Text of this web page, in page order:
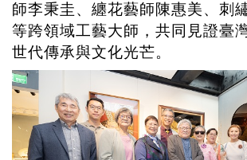
師李秉圭、纏花藝師陳惠美、刺
等跨領域工藝大師，共同見證臺
世代傳承與文化光芒。